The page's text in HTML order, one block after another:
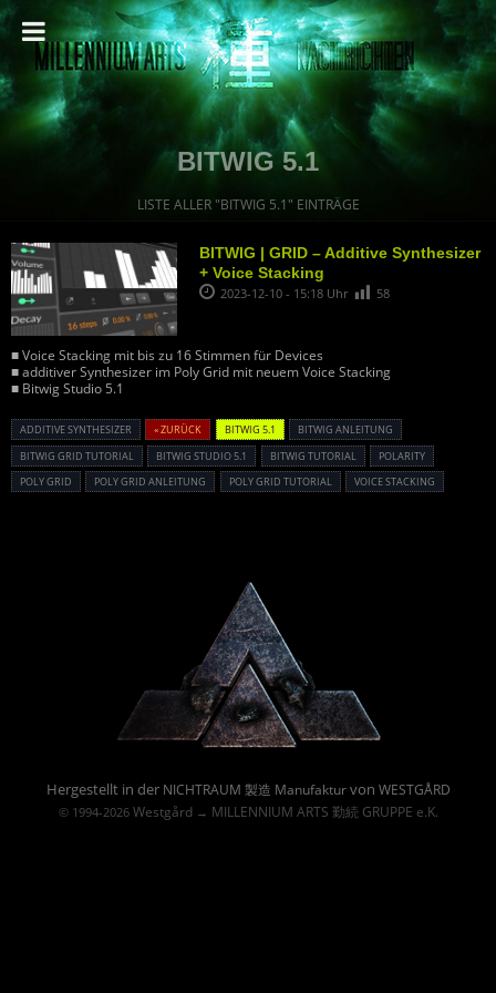
BITWIG 5.1
LISTE ALLER "BITWIG 5.1" EINTRÄGE
BITWIG | GRID – Additive Synthesizer
+ Voice Stacking
2023-12-10 - 15:18 Uhr 58
■ Voice Stacking mit bis zu 16 Stimmen für Devices
■ additiver Synthesizer im Poly Grid mit neuem Voice Stacking
■ Bitwig Studio 5.1
ADDITIVE SYNTHESIZER « ZURÜCK BITWIG 5.1
BITWIG ANLEITUNG
BITWIG GRID TUTORIAL
BITWIG STUDIO 5.1 BITWIG TUTORIAL
POLARITY
POLY GRID
POLY GRID ANLEITUNG POLY GRID TUTORIAL VOICE STACKING
Hergestellt in der NICHTRAUM 製造 Manufakturvon WESTGÅRD
© 1994-2026 Westgård→ MILLENNIUM ARTS 勤続 GRUPPE e.K.
Powered By :